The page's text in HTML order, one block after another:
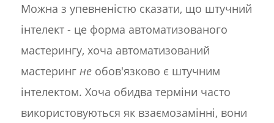
Можна з упевненістю сказати, що штучний
інтелект - це форма автоматизованого
мастерингу, хоча автоматизований
мастеринг необов'язково є штучним
інтелектом. Хоча обидва терміни часто
використовуються як взаємозамінні, вони